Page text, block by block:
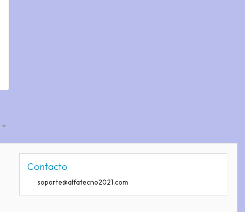
Contacto
soporte@alfatecno2021.com